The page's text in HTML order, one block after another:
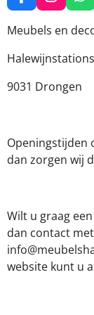
a
c
b
o
o
k
n
s
a
g
r
a
h
a
s
A
p
p
Meubels en
9031 Drongen
Openingstijden
dan zorgen wij
Wilt u graag
dan contact
website kunt u